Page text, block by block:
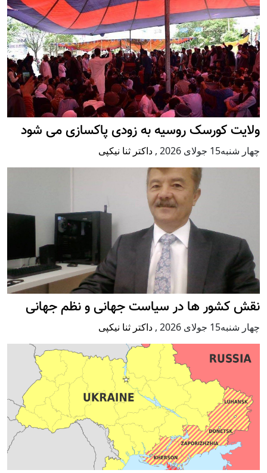
ولایت کورسک روسیه به زودی پاکسازی می شود
چهار شنبه15 جولای 2026 , داکتر ثنا نیکپی
نقش کشور ها در سیاست جهانی و نظم جهانی
چهار شنبه15 جولای 2026 , داکتر ثنا نیکپی